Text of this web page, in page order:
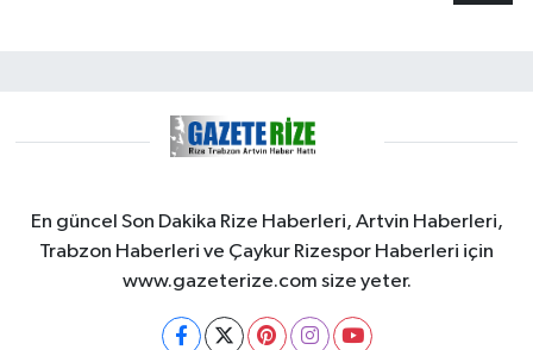
En güncel Son Dakika Rize Haberleri, Artvin Haberleri,
Trabzon Haberleri ve Çaykur Rizespor Haberleri için
www.gazeterize.com size yeter.